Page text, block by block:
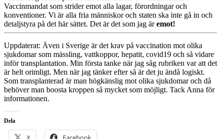
Vaccinmandat som strider emot alla lagar, förordningar och
konventioner. Vi är alla fria människor och staten ska inte gå in och
detaljstyra på det här sättet. Det är det som jag äremot!
Uppdaterat: Även i Sverige är det krav på vaccination mot olika
sjukdomar som mässling, vattkoppor, hepatit, covid19 och så vidare
inför transplantation. Min första tanke när jag såg rubriken var att det
är helt orimligt. Men när jag tänker efter så är det ju ändå logiskt.
Som transplanterad är man högkänslig mot olika sjukdomar och då
behöver man boosta kroppen så mycket som möjligt. Tack Anna för
informationen.
Dela